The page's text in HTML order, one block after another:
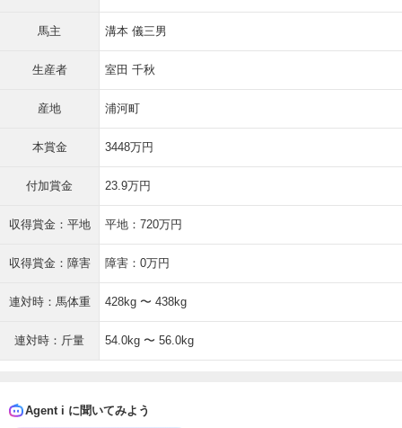
馬主 溝本 儀三男
生産者 室田 千秋
産地 浦河町
本賞金 3448万円
付加賞金 23.9万円
収得賞金：平地 平地：720万円
収得賞金：障害 障害：0万円
連対時：馬体重 428kg 〜 438kg
連対時：斤量 54.0kg 〜 56.0kg
Agent i に聞いてみよう